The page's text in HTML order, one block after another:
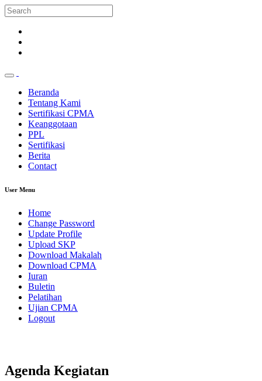
Beranda
Tentang Kami
Sertifikasi CPMA
Keanggotaan
PPL
Sertifikasi
Berita
Contact
User Menu
Home
Change Password
Update Profile
Upload SKP
Download Makalah
Download CPMA
Iuran
Buletin
Pelatihan
Ujian CPMA
Logout
Agenda Kegiatan